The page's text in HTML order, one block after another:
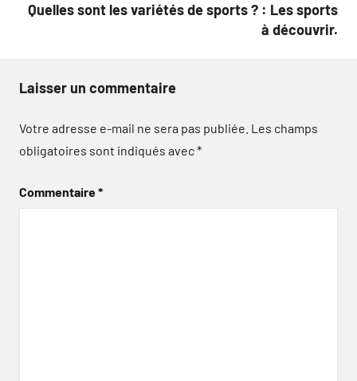
Quelles sont les variétés de sports ? : Les sports
à découvrir.
Laisser un commentaire
Votre adresse e-mail ne sera pas publiée. Les champs
obligatoires sont indiqués avec*
Commentaire*